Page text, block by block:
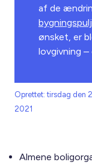
af de
ønsket, er
lovgivning
Oprettet: tirsdag den
2021
Almene